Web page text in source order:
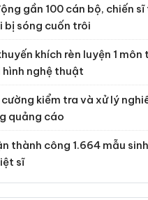
gần 100 cán bộ, chiến
bị sóng cuốn trôi
khích rèn luyện 1 môn
hình nghệ thuật
kiểm tra và xử lý
quảng cáo
thành công 1.664 mẫu
sĩ